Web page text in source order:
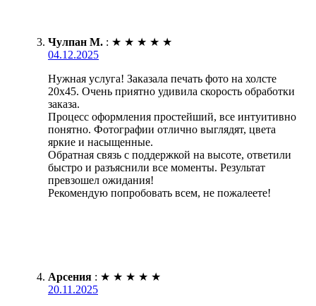
Чулпан М. : ★ ★ ★ ★ ★
04.12.2025
Нужная услуга! Заказала печать фото на холсте
20х45. Очень приятно удивила скорость обработки
заказа.
Процесс оформления простейший, все интуитивно
понятно. Фотографии отлично выглядят, цвета
яркие и насыщенные.
Обратная связь с поддержкой на высоте, ответили
быстро и разъяснили все моменты. Результат
превзошел ожидания!
Рекомендую попробовать всем, не пожалеете!
Арсения : ★ ★ ★ ★ ★
20.11.2025